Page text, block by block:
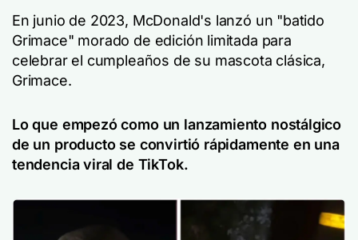
En junio de 2023, McDonald's lanzó un "batido
Grimace" morado de edición limitada para
celebrar el cumpleaños de su mascota clásica,
Grimace.
Lo que empezó como un lanzamiento nostálgico
de un producto se convirtió rápidamente en una
tendencia viral de TikTok.